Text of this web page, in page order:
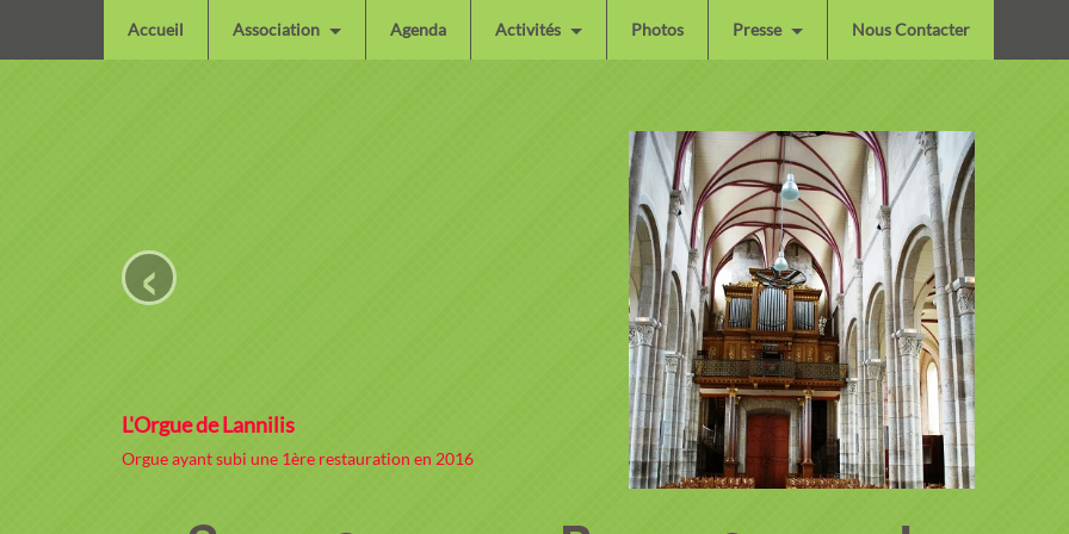
Accueil Association Agenda Activités Photos Presse Nous Contacter
L'Orgue de Lannilis
Orgue ayant subi une 1ère restauration en 2016
‹